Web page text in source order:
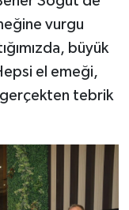
vurgu
büyük
el emeği,
gerçekten tebrik